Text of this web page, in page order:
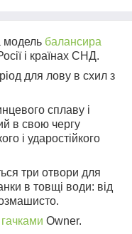
модель балансира
і країнах СНД.
для лову в схил з
сплаву і
в свою чергу
і ударостійкого
три отвори для
в товщі води: від
гачками Owner.